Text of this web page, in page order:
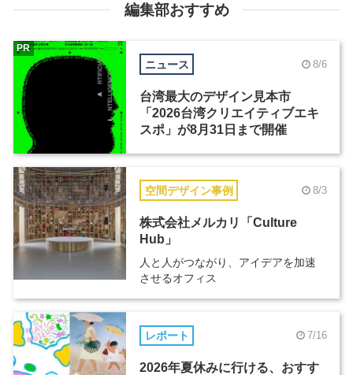
編集部おすすめ
ニュース 8/6
台湾最大のデザイン見本市
「2026台湾クリエイティブエキ
スポ」が8月31日まで開催
PR
空間デザイン事例 8/3
株式会社メルカリ「Culture
Hub」
人と人がつながり、アイデアを加速
させるオフィス
レポート 7/16
2026年夏休みに行ける、おすす